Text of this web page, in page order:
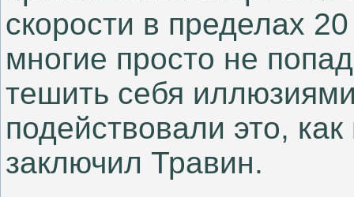
скорости в пределах
многие просто не
тешить себя
подействовали это,
заключил Травин.